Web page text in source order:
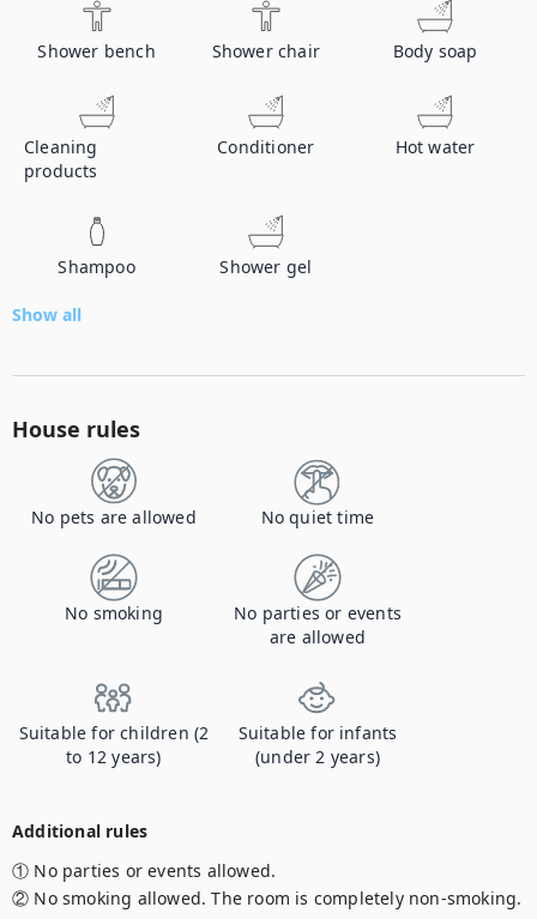
Shower bench Shower chair Body soap
Cleaning
products
Conditioner Hot water
Shampoo Shower gel
Show all
House rules
No pets are allowed No quiet time
No smoking
No parties or events
are allowed
Suitable for children (2
to 12 years)
Suitable for infants
(under 2 years)
Additional rules
① No parties or events allowed.
② No smoking allowed. The room is completely non-smoking.